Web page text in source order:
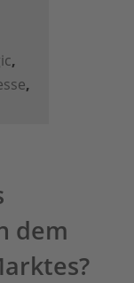
,
,
dem